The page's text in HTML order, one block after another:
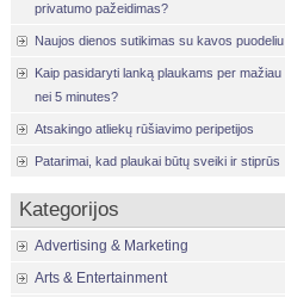
privatumo pažeidimas?
Naujos dienos sutikimas su kavos puodeliu
Kaip pasidaryti lanką plaukams per mažiau
nei 5 minutes?
Atsakingo atliekų rūšiavimo peripetijos
Patarimai, kad plaukai būtų sveiki ir stiprūs
Kategorijos
Advertising & Marketing
Arts & Entertainment